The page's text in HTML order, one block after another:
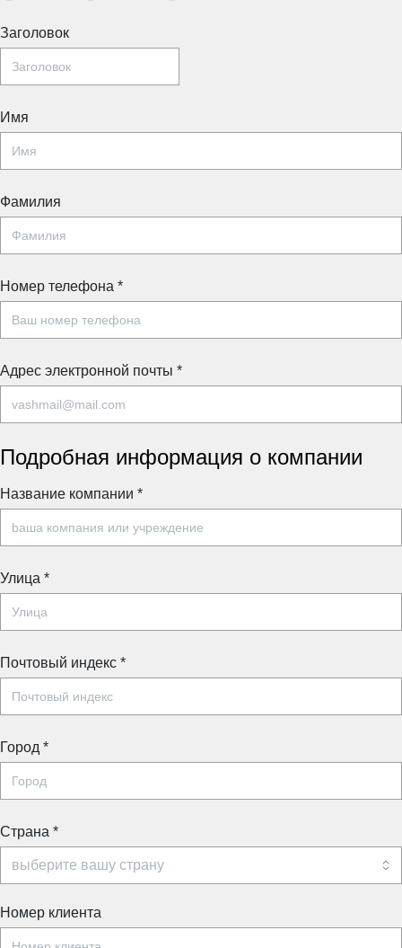
Заголовок
Имя
Фамилия
Номер телефона *
Адрес электронной почты *
Подробная информация о компании
Название компании *
Улица *
Почтовый индекс *
Город *
Страна *
Номер клиента